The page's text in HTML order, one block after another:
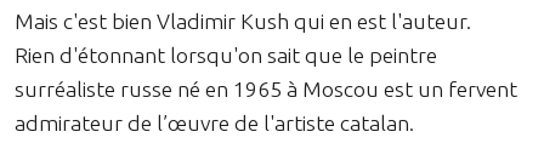
Mais c'est bien Vladimir Kush qui en est l'auteur.
Rien d'étonnant lorsqu'on sait que le peintre
surréaliste russe né en 1965 à Moscou est un fervent
admirateur de l’œuvre de l'artiste catalan.